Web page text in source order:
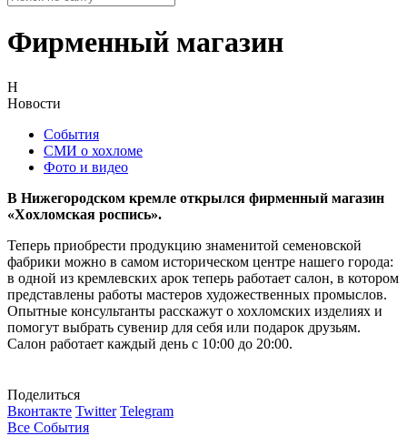
Фирменный магазин
Н
Новости
События
СМИ о хохломе
Фото и видео
В Нижегородском кремле открылся фирменный магазин
«Хохломская роспись».
Теперь приобрести продукцию знаменитой семеновской
фабрики можно в самом историческом центре нашего города:
в одной из кремлевских арок теперь работает салон, в котором
представлены работы мастеров художественных промыслов.
Опытные консультанты расскажут о хохломских изделиях и
помогут выбрать сувенир для себя или подарок друзьям.
Салон работает каждый день с 10:00 до 20:00.
Поделиться
Вконтакте Twitter Telegram
Все События